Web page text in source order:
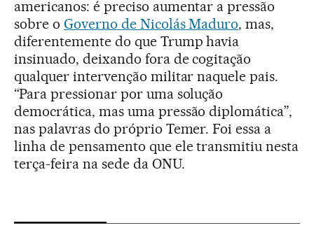
americanos: é preciso aumentar a pressão
sobre o Governo de Nicolás Maduro, mas,
diferentemente do que Trump havia
insinuado, deixando fora de cogitação
qualquer intervenção militar naquele pais.
“Para pressionar por uma solução
democrática, mas uma pressão diplomática”,
nas palavras do próprio Temer. Foi essa a
linha de pensamento que ele transmitiu nesta
terça-feira na sede da ONU.